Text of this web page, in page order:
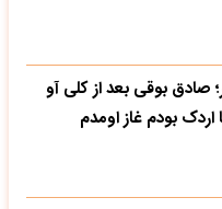
صادق بوقی بعد از کلی آو
اردک بودم غاز اومدم